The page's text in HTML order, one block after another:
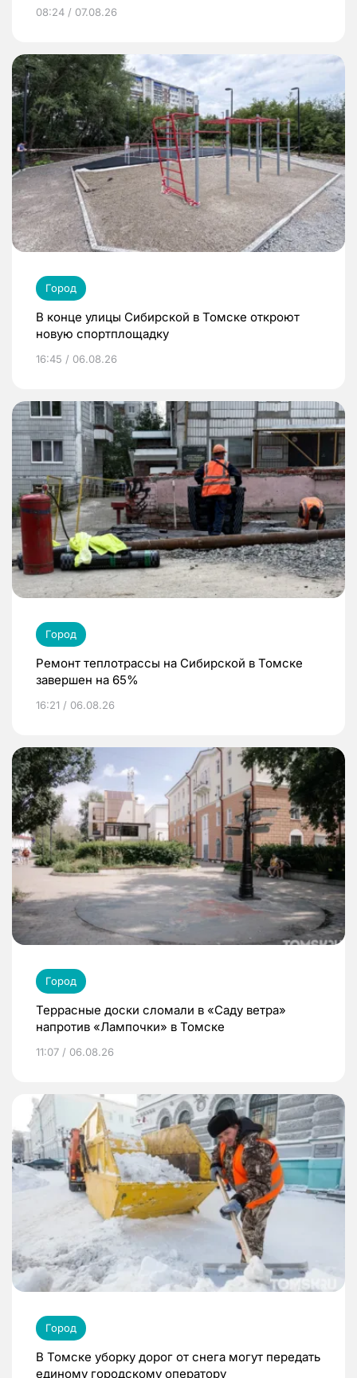
08:24 / 07.08.26
Город
В конце улицы Сибирской в Томске откроют
новую спортплощадку
16:45 / 06.08.26
Город
Ремонт теплотрассы на Сибирской в Томске
завершен на 65%
16:21 / 06.08.26
Город
Террасные доски сломали в «Саду ветра»
напротив «Лампочки» в Томске
11:07 / 06.08.26
Город
В Томске уборку дорог от снега могут передать
единому городскому оператору